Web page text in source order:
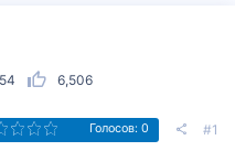
6,506
Голосов: 0 #1